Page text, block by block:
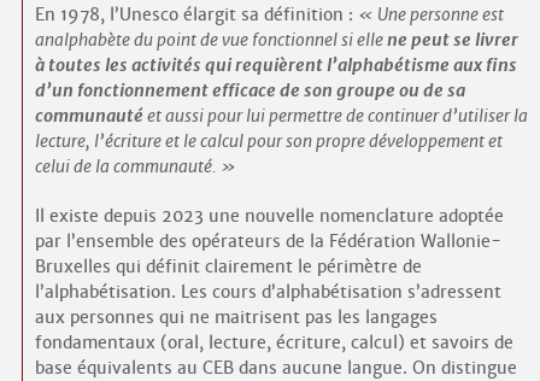
En 1978, l’Unesco élargit sa définition : ­
Une personne est
analpha­bète du point de vue fonctionnel si ellene peut se livrer
à toutes les activités qui requièrent l’alphabétisme aux fins
d’un fonctionnement efficace de son groupe ou de sa
communauté et aussi pour lui permettre de continuer d’utiliser la
lecture, l’écriture et le calcul pour son propre développement et
celui de la communauté.
Il existe depuis 2023 une nouvelle nomenclature adoptée
par l’ensemble des opérateurs de la Fédération Wallonie-
Bruxelles qui définit clairement le périmètre de
l’alphabétisation. Les cours d’alphabétisation s’adressent
aux personnes qui ne maitrisent pas les langages
fondamentaux (oral, lecture, écriture, calcul) et savoirs de
base équivalents au CEB dans aucune langue. On distingue